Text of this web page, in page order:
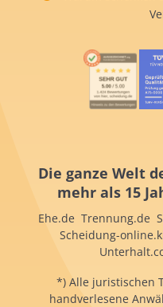
Die ganze Welt
mehr als 15
Ehe.de Trennung.de
Scheidung-
*) Alle juristischen
handverlesene